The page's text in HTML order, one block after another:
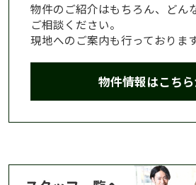
物件のご紹介はもちろん、どん
ご相談ください。
現地へのご案内も行っております
物件情報はこち